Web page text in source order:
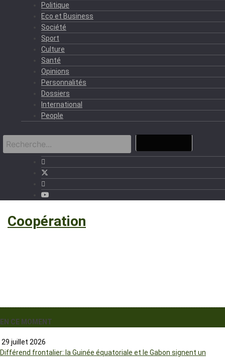
Politique
Eco et Business
Société
Sport
Culture
Santé
Opinions
Personnalités
Dossiers
International
People
Coopération
EN CE MOMENT
29 juillet 2026
Différend frontalier: la Guinée équatoriale et le Gabon signent un